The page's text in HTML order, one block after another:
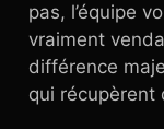
pas, l’équipe
vraiment
différence
qui récupèrent